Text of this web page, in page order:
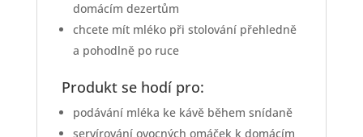
domácím dezertům
chcete mít mléko při stolování přehledně
a pohodlně po ruce
Produkt se hodí pro:
podávání mléka ke kávě během snídaně
servírování ovocných omáček k domácím